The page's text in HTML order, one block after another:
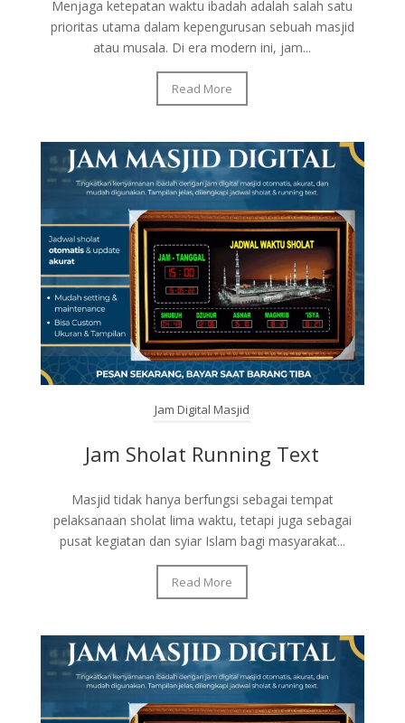
Menjaga ketepatan waktu ibadah adalah salah satu
prioritas utama dalam kepengurusan sebuah masjid
atau musala. Di era modern ini, jam...
Read More
Jam Digital Masjid
Jam Sholat Running Text
Masjid tidak hanya berfungsi sebagai tempat
pelaksanaan sholat lima waktu, tetapi juga sebagai
pusat kegiatan dan syiar Islam bagi masyarakat...
Read More